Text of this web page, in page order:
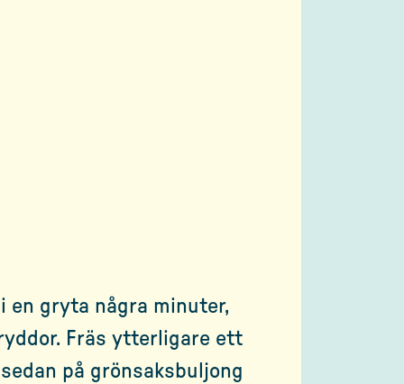
en gryta några minuter,
Fräs ytterligare ett
på grönsaksbuljong